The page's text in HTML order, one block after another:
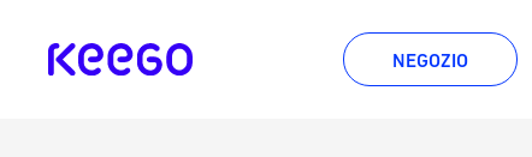
direttamente
NEGOZIO
per